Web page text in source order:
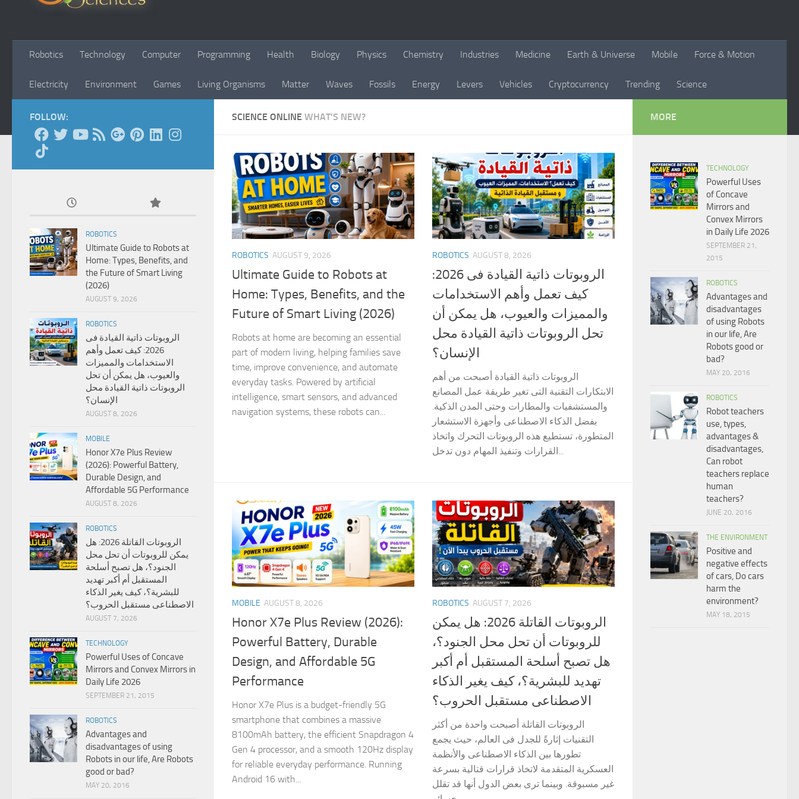
Robotics Technology Computer Programming Health Biology Physics Chemistry Industries Medicine Earth & Universe Mobile Force & Motion
Electricity Environment Games Living Organisms Matter Waves Fossils Energy Levers Vehicles Cryptocurrency Trending Science
SCIENCE ONLINE WHAT'S NEW?
ROBOTICS AUGUST 9, 2026
Ultimate Guide to Robots at
Home: Types, Benefits, and the
Future of Smart Living (2026)
Robots at home are becoming an essential
part of modern living, helping families save
time, improve convenience, and automate
everyday tasks. Powered by artificial
intelligence, smart sensors, and advanced
navigation systems, these robots can...
ROBOTICS AUGUST 8, 2026
الروبوتات ذاتية القيادة فى 2026:
كيف تعمل وأهم الاستخدامات
والمميزات والعيوب، هل يمكن أن
تحل الروبوتات ذاتية القيادة محل
الإنسان؟
الروبوتات ذاتية القيادة أصبحت من أهم
الابتكارات التقنية التى تغير طريقة عمل المصانع
والمستشفيات والمطارات وحتى المدن الذكية.
بفضل الذكاء الاصطناعى وأجهزة الاستشعار
المتطورة، تستطيع هذه الروبوتات التحرك واتخاذ
القرارات وتنفيذ المهام دون تدخل...
MOBILE AUGUST 8, 2026
Honor X7e Plus Review (2026):
Powerful Battery, Durable
Design, and Affordable 5G
Performance
Honor X7e Plus is a budget-friendly 5G
smartphone that combines a massive
8100mAh battery, the efficient Snapdragon 4
Gen 4 processor, and a smooth 120Hz display
for reliable everyday performance. Running
Android 16 with...
ROBOTICS AUGUST 7, 2026
الروبوتات القاتلة 2026: هل يمكن
للروبوتات أن تحل محل الجنود؟،
هل تصبح أسلحة المستقبل أم أكبر
تهديد للبشرية؟، كيف يغير الذكاء
الاصطناعى مستقبل الحروب؟
الروبوتات القاتلة أصبحت واحدة من أكثر
التقنيات إثارةً للجدل فى العالم، حيث يجمع
تطورها بين الذكاء الاصطناعى والأنظمة
العسكرية المتقدمة لاتخاذ قرارات قتالية بسرعة
غير مسبوقة. وبينما ترى بعض الدول أنها قد تقلل
FOLLOW:
ROBOTICS
Ultimate Guide to Robots at
Home: Types, Benefits, and
the Future of Smart Living
(2026)
AUGUST 9, 2026
ROBOTICS
الروبوتات ذاتية القيادة فى
2026: كيف تعمل وأهم
الاستخدامات والمميزات
والعيوب، هل يمكن أن تحل
الروبوتات ذاتية القيادة محل
الإنسان؟
AUGUST 8, 2026
MOBILE
Honor X7e Plus Review
(2026): Powerful Battery,
Durable Design, and
Affordable 5G Performance
AUGUST 8, 2026
ROBOTICS
الروبوتات القاتلة 2026: هل
يمكن للروبوتات أن تحل محل
الجنود؟، هل تصبح أسلحة
المستقبل أم أكبر تهديد
للبشرية؟، كيف يغير الذكاء
الاصطناعى مستقبل الحروب؟
AUGUST 7, 2026
TECHNOLOGY
Powerful Uses of Concave
Mirrors and Convex Mirrors in
Daily Life 2026
SEPTEMBER 21, 2015
ROBOTICS
Advantages and
disadvantages of using
Robots in our life, Are Robots
good or bad?
MAY 20, 2016
MORE
TECHNOLOGY
Powerful Uses
of Concave
Mirrors and
Convex Mirrors
in Daily Life 2026
SEPTEMBER 21,
2015
ROBOTICS
Advantages and
disadvantages
of using Robots
in our life, Are
Robots good or
bad?
MAY 20, 2016
ROBOTICS
Robot teachers
use, types,
advantages &
disadvantages,
Can robot
teachers replace
human
teachers?
JUNE 20, 2016
THE ENVIRONMENT
Positive and
negative effects
of cars, Do cars
harm the
environment?
MAY 18, 2015